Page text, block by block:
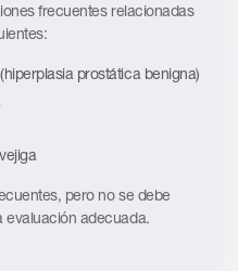
frecuentes relacionadas
prostática benigna)
pero no se debe
evaluación adecuada.